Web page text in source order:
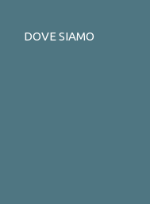
DOVE SIAMO